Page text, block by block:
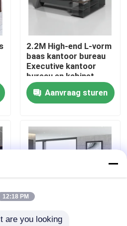
op
2.2M High-end L-vorm
baas kantoor bureau
Executive kantoor
bureau en kabinet
Aanvraag sturen
Grootte 1800 mm
12:18 PM
are you looking